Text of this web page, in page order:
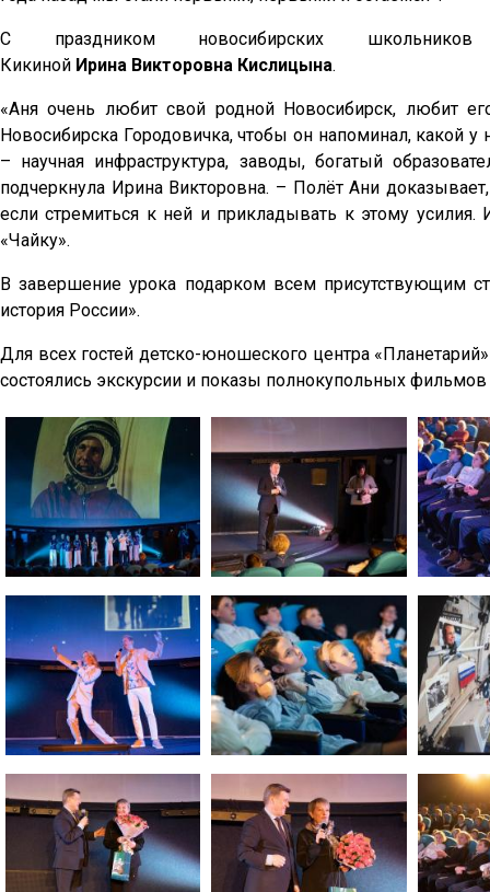
С праздником новосибирских
Кикиной Ирина Викторовна Кислицына.
«Аня очень любит свой родной Новосибирск, любит
Новосибирска Городовичка, чтобы он напоминал, какой
– научная инфраструктура, заводы, богатый
подчеркнула Ирина Викторовна. – Полёт Ани
если стремиться к ней и прикладывать к этому
«Чайку».
В завершение урока подарком всем присутствующим
история России».
Для всех гостей детско-юношеского центра
состоялись экскурсии и показы полнокупольных